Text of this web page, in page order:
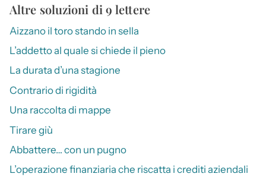
Altre soluzioni di 9 lettere
Aizzano il toro stando in sella
L’addetto al quale si chiede il pieno
La durata d’una stagione
Contrario di rigidità
Una raccolta di mappe
Tirare giù
Abbattere… con un pugno
L’operazione finanziaria che riscatta i crediti aziendali